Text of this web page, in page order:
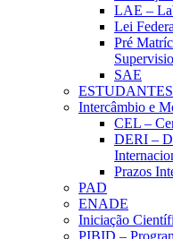
LAE –
Lei
Pré
SAE
Intercâmbio e
CEL –
DERI –
Prazos
PAD
ENADE
Iniciação
PIBID –